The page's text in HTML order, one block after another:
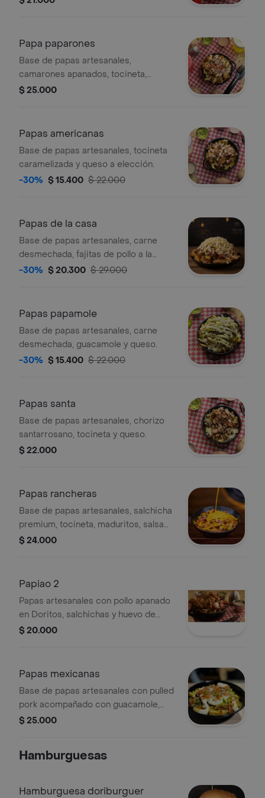
Papa paparones
Base de papas artesanales,
camarones apanados, tocineta,
picadillo (cebolla, tomate, cebollín) y
$ 25.000
Papas americanas
Base de papas artesanales, tocineta
caramelizada y queso a elección.
-30% $ 15.400 $ 22.000
Papas de la casa
Base de papas artesanales, carne
desmechada, fajitas de pollo a la
plancha, tocineta y queso.
-30% $ 20.300 $ 29.000
Papas papamole
Base de papas artesanales, carne
desmechada, guacamole y queso.
-30% $ 15.400 $ 22.000
Papas santa
Base de papas artesanales, chorizo
santarrosano, tocineta y queso.
$ 22.000
Papas rancheras
Base de papas artesanales, salchicha
premium, tocineta, maduritos, salsa
de queso y picadillo.
$ 24.000
Papiao 2
Papas artesanales con pollo apanado
en Doritos, salchichas y huevo de
codorniz.
$ 20.000
Papas mexicanas
Base de papas artesanales con pulled
pork acompañado con guacamole,
queso philadelphia, picadillo y salsa
$ 25.000
Hamburguesas
Hamburguesa doriburguer